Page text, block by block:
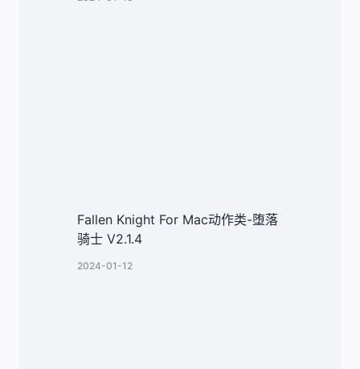
Fallen Knight For Mac动作类-堕落
骑士 V2.1.4
2024-01-12